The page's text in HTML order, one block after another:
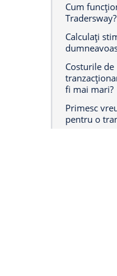
Cum
Tradersway?
Calculați
Costurile de
fi mai mari?
Primesc
pentru o